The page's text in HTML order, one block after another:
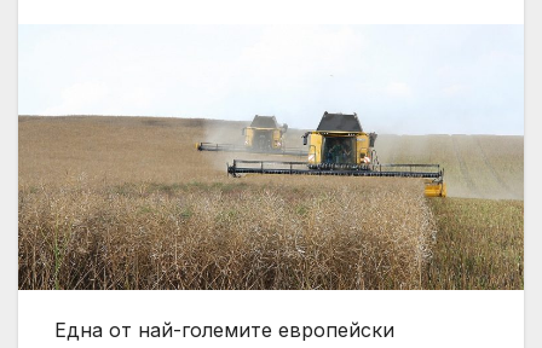
Една от най-големите европейски